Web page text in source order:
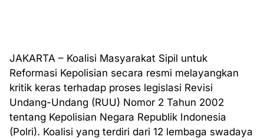
JAKARTA – Koalisi Masyarakat Sipil untuk
Reformasi Kepolisian secara resmi melayangkan
kritik keras terhadap proses legislasi Revisi
Undang-Undang (RUU) Nomor 2 Tahun 2002
tentang Kepolisian Negara Republik Indonesia
(Polri). Koalisi yang terdiri dari 12 lembaga swadaya